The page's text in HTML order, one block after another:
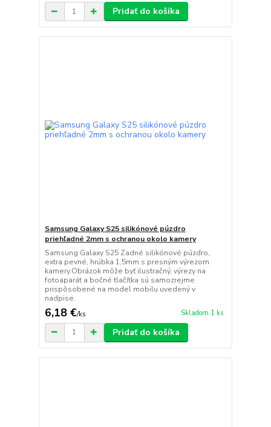
Pridať do košíka
Samsung Galaxy S25 silikónové púzdro
priehľadné 2mm s ochranou okolo kamery
Samsung Galaxy S25 Zadné silikónové púzdro,
extra pevné, hrúbka 1,5mm s presným výrezom
kamery.Obrázok môže byť ilustračný, výrezy na
fotoaparát a bočné tlačítka sú samozrejme
prispôsobené na model mobilu uvedený v
nadpise.
6,18 €/ks Skladom 1 ks
Pridať do košíka